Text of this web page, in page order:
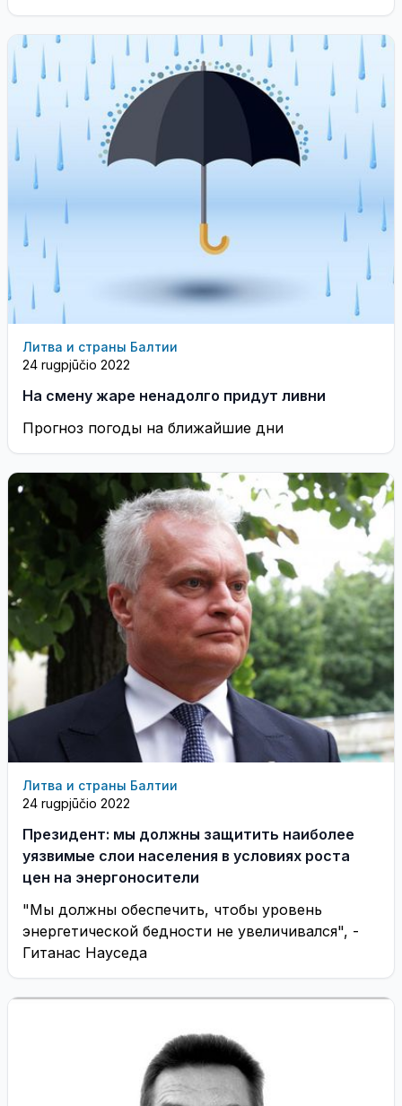
Литва и страны Балтии
24 rugpjūčio 2022
На смену жаре ненадолго придут ливни
Прогноз погоды на ближайшие дни
Литва и страны Балтии
24 rugpjūčio 2022
Президент: мы должны защитить наиболее
уязвимые слои населения в условиях роста
цен на энергоносители
"Мы должны обеспечить, чтобы уровень
энергетической бедности не увеличивался", -
Гитанас Науседа